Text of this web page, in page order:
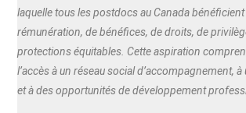
laquelle tous les postdocs au Canada bénéficient
rémunération, de bénéfices, de droits, de
protections équitables. Cette aspiration
l’accès à un réseau social d’accompagnement,
et à des opportunités de développement